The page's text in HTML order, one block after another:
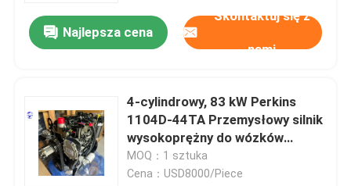
Najlepsza cena
Skontaktuj się z
nami
4-cylindrowy, 83 kW Perkins
1104D-44TA Przemysłowy silnik
wysokoprężny do wózków
widłowych i ciągników
MOQ：1 sztuka
Cena：USD8000/Piece